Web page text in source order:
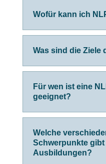
Wofür kann ich
Was sind die Ziele
Für wen ist eine
geeignet?
Welche
Schwerpunkte gibt
Ausbildungen?